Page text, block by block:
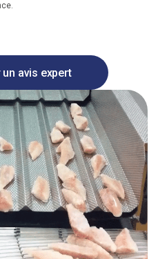
? Un projet ?
?
équipes
un avis expert